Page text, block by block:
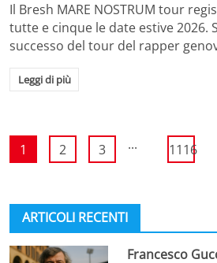
Il Bresh MARE NOSTRUM tour
tutte e cinque le date estive 2026.
successo del tour del rapper
Leggi di più
1 2 3 ... 1116
ARTICOLI RECENTI
Francesco